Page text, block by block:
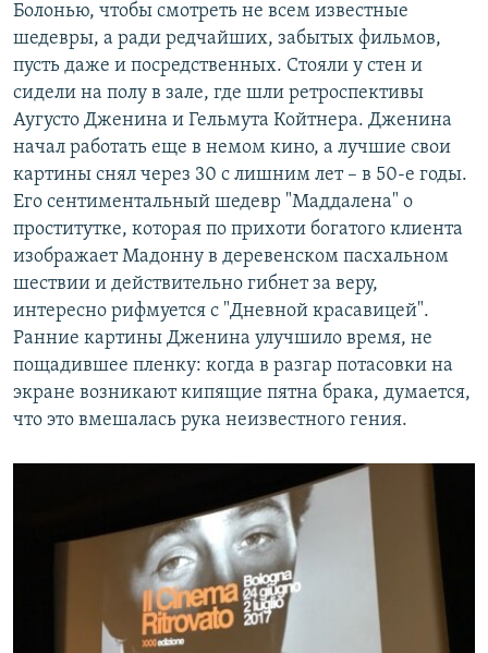
Болонью, чтобы смотреть не всем известные
шедевры, а ради редчайших, забытых фильмов,
пусть даже и посредственных. Стояли у стен и
сидели на полу в зале, где шли ретроспективы
Аугусто Дженина и Гельмута Койтнера. Дженина
начал работать еще в немом кино, а лучшие свои
картины снял через 30 с лишним лет – в 50-е годы.
Его сентиментальный шедевр "Маддалена" о
проститутке, которая по прихоти богатого клиента
изображает Мадонну в деревенском пасхальном
шествии и действительно гибнет за веру,
интересно рифмуется с "Дневной красавицей".
Ранние картины Дженина улучшило время, не
пощадившее пленку: когда в разгар потасовки на
экране возникают кипящие пятна брака, думается,
что это вмешалась рука неизвестного гения.